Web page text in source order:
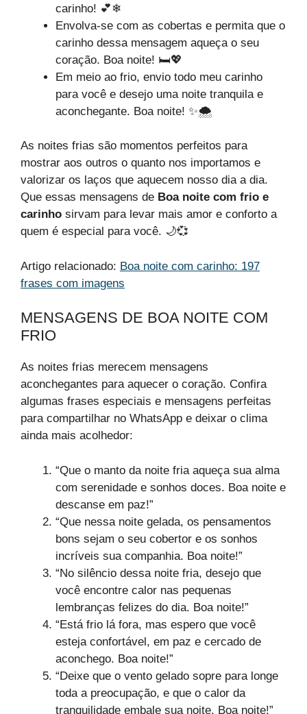
carinho! 💕❄
Envolva-se com as cobertas e permita que o
carinho dessa mensagem aqueça o seu
coração. Boa noite! 🛏💖
Em meio ao frio, envio todo meu carinho
para você e desejo uma noite tranquila e
aconchegante. Boa noite! ✨🌨
As noites frias são momentos perfeitos para
mostrar aos outros o quanto nos importamos e
valorizar os laços que aquecem nosso dia a dia.
Que essas mensagens de Boa noite com frio e
carinho sirvam para levar mais amor e conforto a
quem é especial para você. 🌙💞
Artigo relacionado: Boa noite com carinho: 197
frases com imagens
MENSAGENS DE BOA NOITE COM
FRIO
As noites frias merecem mensagens
aconchegantes para aquecer o coração. Confira
algumas frases especiais e mensagens perfeitas
para compartilhar no WhatsApp e deixar o clima
ainda mais acolhedor:
“Que o manto da noite fria aqueça sua alma
com serenidade e sonhos doces. Boa noite e
descanse em paz!”
“Que nessa noite gelada, os pensamentos
bons sejam o seu cobertor e os sonhos
incríveis sua companhia. Boa noite!”
“No silêncio dessa noite fria, desejo que
você encontre calor nas pequenas
lembranças felizes do dia. Boa noite!”
“Está frio lá fora, mas espero que você
esteja confortável, em paz e cercado de
aconchego. Boa noite!”
“Deixe que o vento gelado sopre para longe
toda a preocupação, e que o calor da
tranquilidade embale sua noite. Boa noite!”